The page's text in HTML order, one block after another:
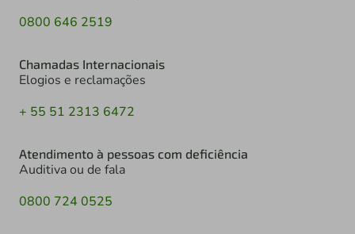
0800 646 2519
Chamadas Internacionais
Elogios e reclamações
+ 55 51 2313 6472
Atendimento à pessoas com deficiência
Auditiva ou de fala
0800 724 0525